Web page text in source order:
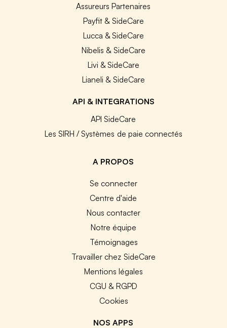
Assureurs Partenaires
Payfit & SideCare
Lucca & SideCare
Nibelis & SideCare
Livi & SideCare
Lianeli & SideCare
API & INTEGRATIONS
API SideCare
Les SIRH / Systèmes de paie connectés
A PROPOS
Se connecter
Centre d'aide
Nous contacter
Notre équipe
Témoignages
Travailler chez SideCare
Mentions légales
CGU & RGPD
Cookies
NOS APPS